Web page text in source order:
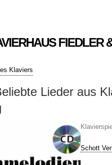
FIEDLER
Klaviers
Lieder aus
Schott